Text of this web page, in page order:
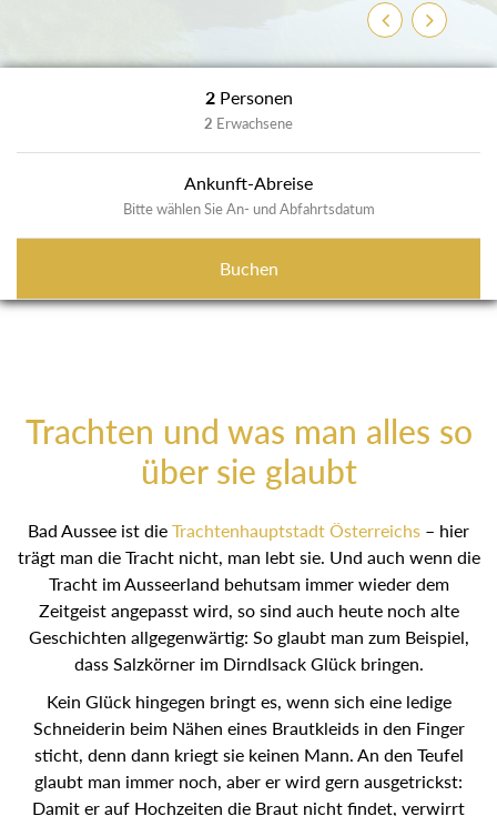
ZurückWeiter
2 Personen
2 Erwachsene
Ankunft-Abreise
Bitte wählen Sie An- und Abfahrtsdatum
Buchen
Trachten und was man alles so
über sie glaubt
Bad Aussee ist die Trachtenhauptstadt Österreichs – hier
trägt man die Tracht nicht, man lebt sie. Und auch wenn die
Tracht im Ausseerland behutsam immer wieder dem
Zeitgeist angepasst wird, so sind auch heute noch alte
Geschichten allgegenwärtig: So glaubt man zum Beispiel,
dass Salzkörner im Dirndlsack Glück bringen.
Kein Glück hingegen bringt es, wenn sich eine ledige
Schneiderin beim Nähen eines Brautkleids in den Finger
sticht, denn dann kriegt sie keinen Mann. An den Teufel
glaubt man immer noch, aber er wird gern ausgetrickst:
Damit er auf Hochzeiten die Braut nicht findet, verwirrt